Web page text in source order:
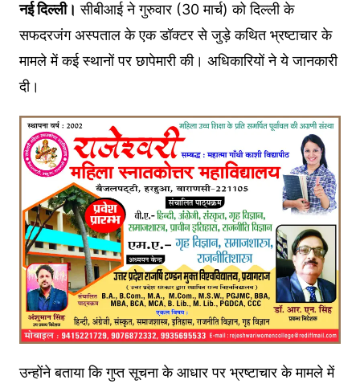
नई दिल्ली। सीबीआई ने गुरुवार (30 मार्च) को दिल्ली के
सफदरजंग अस्पताल के एक डॉक्टर से जुड़े कथित भ्रष्टाचार के
मामले में कई स्थानों पर छापेमारी की। अधिकारियों ने ये जानकारी
दी।
उन्होंने बताया कि गुप्त सूचना के आधार पर भ्रष्टाचार के मामले में